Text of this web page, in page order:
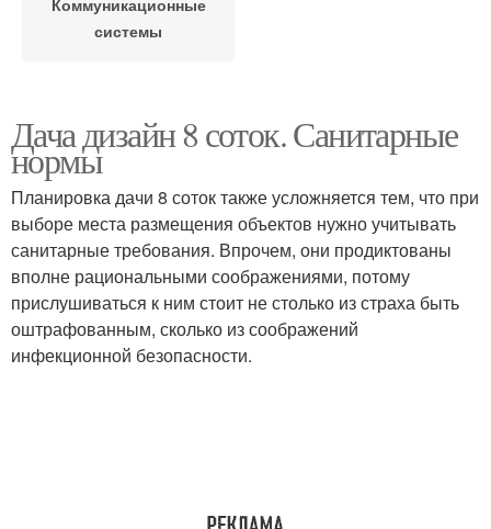
Коммуникационные
системы
Дача дизайн 8 соток. Санитарные
нормы
Планировка дачи 8 соток также усложняется тем, что при
выборе места размещения объектов нужно учитывать
санитарные требования. Впрочем, они продиктованы
вполне рациональными соображениями, потому
прислушиваться к ним стоит не столько из страха быть
оштрафованным, сколько из соображений
инфекционной безопасности.